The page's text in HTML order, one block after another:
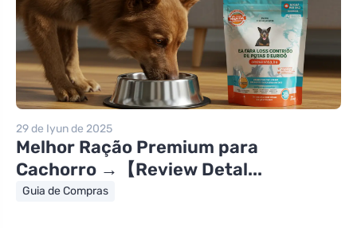
29 de Iyun de 2025
Melhor Ração Premium para
Cachorro →【Review Detal...
Guia de Compras